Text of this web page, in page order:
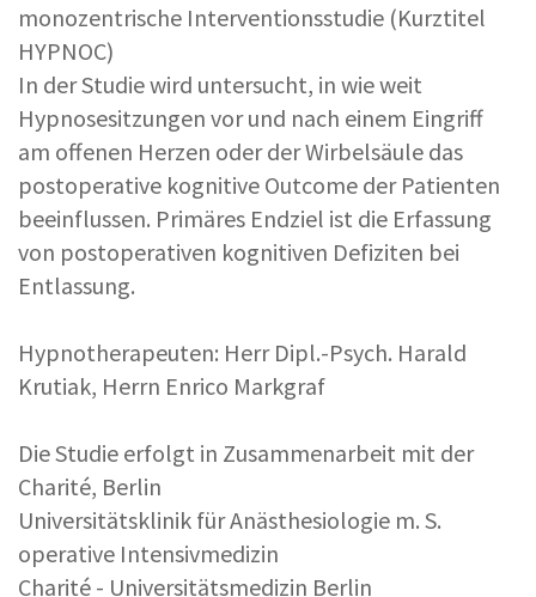
monozentrische Interventionsstudie (Kurztitel
HYPNOC)
In der Studie wird untersucht, in wie weit
Hypnosesitzungen vor und nach einem Eingriff
am offenen Herzen oder der Wirbelsäule das
postoperative kognitive Outcome der Patienten
beeinflussen. Primäres Endziel ist die Erfassung
von postoperativen kognitiven Defiziten bei
Entlassung.
Hypnotherapeuten: Herr Dipl.-Psych. Harald
Krutiak, Herrn Enrico Markgraf
Die Studie erfolgt in Zusammenarbeit mit der
Charité, Berlin
Universitätsklinik für Anästhesiologie m. S.
operative Intensivmedizin
Charité - Universitätsmedizin Berlin